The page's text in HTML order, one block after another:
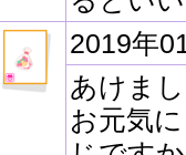
2019年
あけま
お元気